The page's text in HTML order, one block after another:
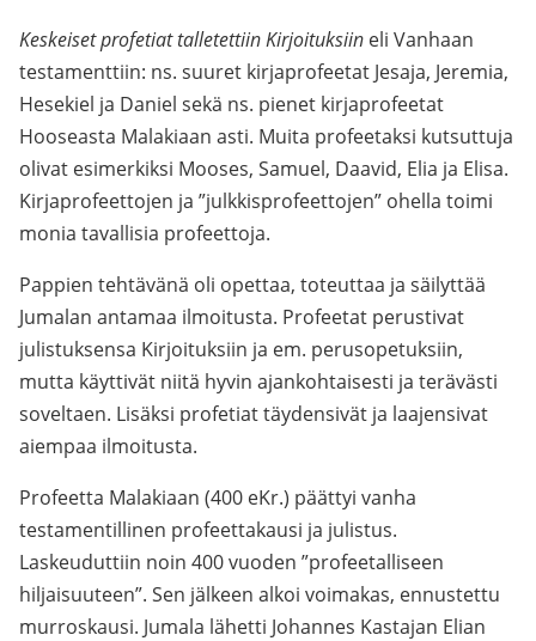
Keskeiset profetiat talletettiin Kirjoituksiin eli Vanhaan
testamenttiin: ns. suuret kirjaprofeetat Jesaja, Jeremia,
Hesekiel ja Daniel sekä ns. pienet kirjaprofeetat
Hooseasta Malakiaan asti. Muita profeetaksi kutsuttuja
olivat esimerkiksi Mooses, Samuel, Daavid, Elia ja Elisa.
Kirjaprofeettojen ja ”julkkisprofeettojen” ohella toimi
monia tavallisia profeettoja.
Pappien tehtävänä oli opettaa, toteuttaa ja säilyttää
Jumalan antamaa ilmoitusta. Profeetat perustivat
julistuksensa Kirjoituksiin ja em. perusopetuksiin,
mutta käyttivät niitä hyvin ajankohtaisesti ja terävästi
soveltaen. Lisäksi profetiat täydensivät ja laajensivat
aiempaa ilmoitusta.
Profeetta Malakiaan (400 eKr.) päättyi vanha
testamentillinen profeettakausi ja julistus.
Laskeuduttiin noin 400 vuoden ”profeetalliseen
hiljaisuuteen”. Sen jälkeen alkoi voimakas, ennustettu
murroskausi. Jumala lähetti Johannes Kastajan Elian